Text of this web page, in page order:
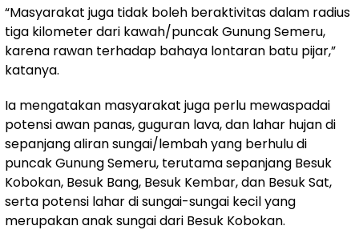
“Masyarakat juga tidak boleh beraktivitas dalam radius
tiga kilometer dari kawah/puncak Gunung Semeru,
karena rawan terhadap bahaya lontaran batu pijar,”
katanya.
Ia mengatakan masyarakat juga perlu mewaspadai
potensi awan panas, guguran lava, dan lahar hujan di
sepanjang aliran sungai/lembah yang berhulu di
puncak Gunung Semeru, terutama sepanjang Besuk
Kobokan, Besuk Bang, Besuk Kembar, dan Besuk Sat,
serta potensi lahar di sungai-sungai kecil yang
merupakan anak sungai dari Besuk Kobokan.